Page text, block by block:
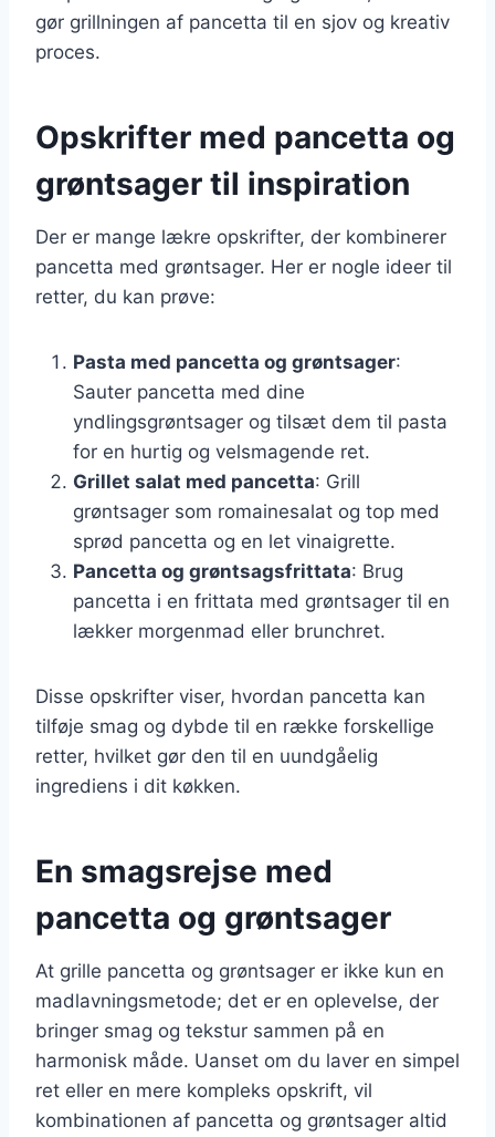
gør grillningen af pancetta til en sjov og kreativ
proces.
Opskrifter med pancetta og
grøntsager til inspiration
Der er mange lækre opskrifter, der kombinerer
pancetta med grøntsager. Her er nogle ideer til
retter, du kan prøve:
Pasta med pancetta og grøntsager:
Sauter pancetta med dine
yndlingsgrøntsager og tilsæt dem til pasta
for en hurtig og velsmagende ret.
Grillet salat med pancetta: Grill
grøntsager som romainesalat og top med
sprød pancetta og en let vinaigrette.
Pancetta og grøntsagsfrittata: Brug
pancetta i en frittata med grøntsager til en
lækker morgenmad eller brunchret.
Disse opskrifter viser, hvordan pancetta kan
tilføje smag og dybde til en række forskellige
retter, hvilket gør den til en uundgåelig
ingrediens i dit køkken.
En smagsrejse med
pancetta og grøntsager
At grille pancetta og grøntsager er ikke kun en
madlavningsmetode; det er en oplevelse, der
bringer smag og tekstur sammen på en
harmonisk måde. Uanset om du laver en simpel
ret eller en mere kompleks opskrift, vil
kombinationen af pancetta og grøntsager altid